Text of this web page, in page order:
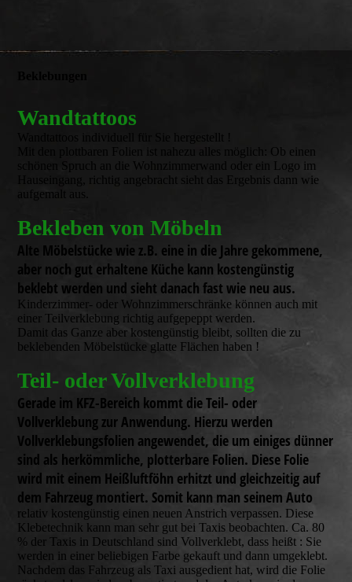
Wandtattoos
Wandtattoos individuell für Sie hergestellt !
Mit den plottbaren Folien ist nahezu alles möglich: Ob einen
schönen Spruch an die Wohnzimmerwand oder ein Logo im
Hauseingang, richtig angebracht sieht das Ergebnis dann wie
aufgemalt aus.
Bekleben von Möbeln
Alte Möbelstücke wie z.B. eine in die Jahre gekommene,
aber noch gut erhaltene Küche kann kostengünstig
beklebt werden und sieht danach fast wie neu aus.
Kinderzimmer- oder Wohnzimmerschränke können auch mit
einer Teilverklebung richtig aufgepeppt werden.
Damit das Ganze aber kostengünstig bleibt, sollten die zu
beklebenden Möbelstücke glatte Flächen haben !
Teil- oder Vollverklebung
Gerade im KFZ-Bereich kommt die Teil- oder
Vollverklebung zur Anwendung. Hierzu werden
Vollverklebungsfolien angewendet, die um einiges dünner
sind als herkömmliche, plotterbare Folien. Diese Folie
wird mit einem Heißluftföhn erhitzt und gleichzeitig auf
dem Fahrzeug montiert. Somit kann man seinem Auto
relativ kostengünstig einen neuen Anstrich verpassen. Diese
Klebetechnik kann man sehr gut bei Taxis beobachten. Ca. 80
% der Taxis in Deutschland sind Vollverklebt, dass heißt : Sie
werden in einer beliebigen Farbe gekauft und dann umgeklebt.
Nachdem das Fahrzeug als Taxi ausgedient hat, wird die Folie